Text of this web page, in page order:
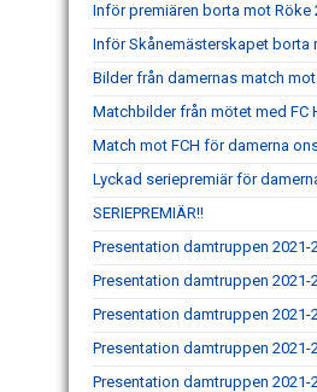
Inför premiären borta mot Röke
Inför Skånemästerskapet borta
Bilder från damernas match mot
Matchbilder från mötet med FC
Match mot FCH för damerna
Lyckad seriepremiär för
SERIEPREMIÄR!!
Presentation damtruppen 2021-
Presentation damtruppen 2021-
Presentation damtruppen 2021-
Presentation damtruppen 2021-
Presentation damtruppen 2021-